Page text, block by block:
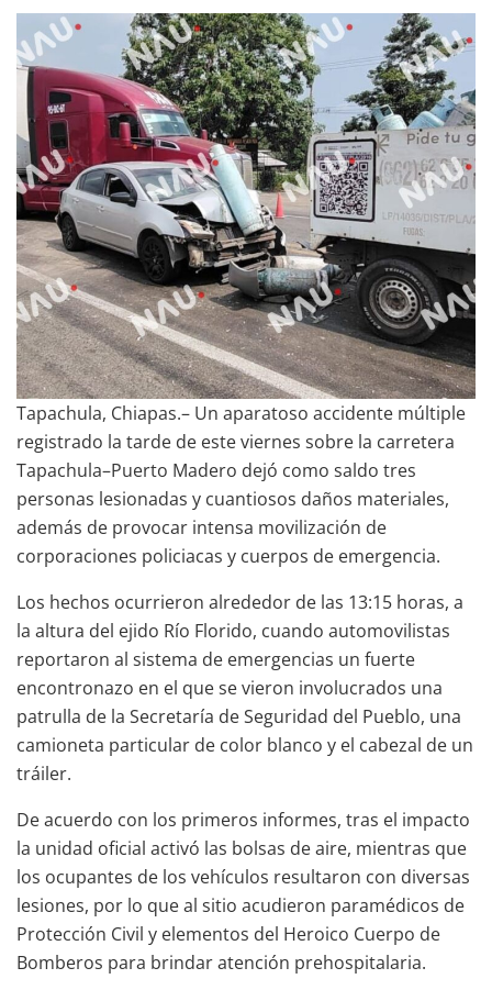
Tapachula, Chiapas.– Un aparatoso accidente múltiple
registrado la tarde de este viernes sobre la carretera
Tapachula–Puerto Madero dejó como saldo tres
personas lesionadas y cuantiosos daños materiales,
además de provocar intensa movilización de
corporaciones policiacas y cuerpos de emergencia.
Los hechos ocurrieron alrededor de las 13:15 horas, a
la altura del ejido Río Florido, cuando automovilistas
reportaron al sistema de emergencias un fuerte
encontronazo en el que se vieron involucrados una
patrulla de la Secretaría de Seguridad del Pueblo, una
camioneta particular de color blanco y el cabezal de un
tráiler.
De acuerdo con los primeros informes, tras el impacto
la unidad oficial activó las bolsas de aire, mientras que
los ocupantes de los vehículos resultaron con diversas
lesiones, por lo que al sitio acudieron paramédicos de
Protección Civil y elementos del Heroico Cuerpo de
Bomberos para brindar atención prehospitalaria.